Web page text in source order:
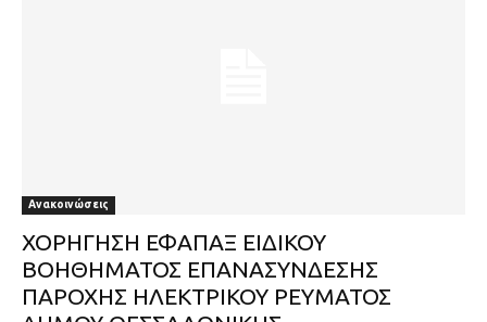
Ανακοινώσεις
ΧΟΡΗΓΗΣΗ ΕΦΑΠΑΞ ΕΙΔΙΚΟΥ
ΒΟΗΘΗΜΑΤΟΣ ΕΠΑΝΑΣΥΝΔΕΣΗΣ
ΠΑΡΟΧΗΣ ΗΛΕΚΤΡΙΚΟΥ ΡΕΥΜΑΤΟΣ